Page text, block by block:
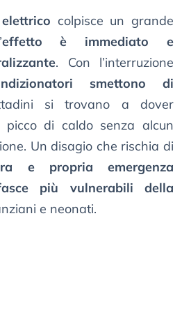
colpisce un grande
effetto è immediato e
. Con l’interruzione
smettono di
si trovano a dover
di caldo senza alcun
Un disagio che rischia di
e propria emergenza
più vulnerabili della
e neonati.